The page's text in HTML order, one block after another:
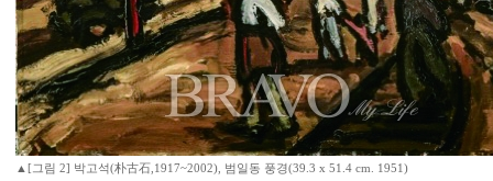
▲[그림 2] 박고석(朴古石,1917~2002), 범일동 풍경(39.3 x 51.4 cm. 1951)